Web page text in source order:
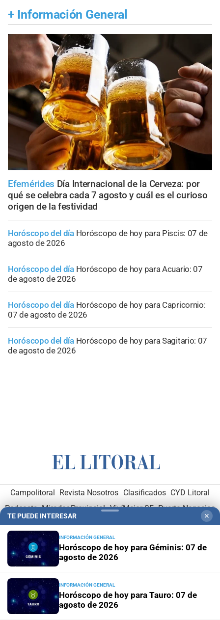
+ Información General
Efemérides Día Internacional de la Cerveza: por
qué se celebra cada 7 agosto y cuál es el curioso
origen de la festividad
Horóscopo del día Horóscopo de hoy para Piscis: 07 de
agosto de 2026
Horóscopo del día Horóscopo de hoy para Acuario: 07
de agosto de 2026
Horóscopo del día Horóscopo de hoy para Capricornio:
07 de agosto de 2026
Horóscopo del día Horóscopo de hoy para Sagitario: 07
de agosto de 2026
Campolitoral Revista Nosotros Clasificados CYD Litoral
Podcasts Mirador Provincial VivíMejor SF Puerto Negocios
Notife Educacion SF
Hemeroteca Digital (1930-1979)- Receptorías de avisos
Administración y Publicidad
TE PUEDE INTERESAR ✕
INFORMACIÓN GENERAL
Horóscopo de hoy para Géminis: 07 de
agosto de 2026
INFORMACIÓN GENERAL
Horóscopo de hoy para Tauro: 07 de
agosto de 2026